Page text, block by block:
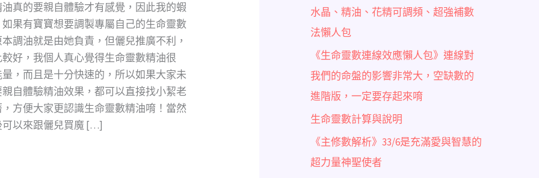
真的要親自體驗才有感覺，因此我的蝦
果有寶寶想要調製專屬自己的生命靈數
調油就是由她負責，但儷兒推廣不利，
好，我個人真心覺得生命靈數精油很
，而且是十分快速的，所以如果大家未
自體驗精油效果，都可以直接找小絜老
方便大家更認識生命靈數精油唷！當然
以來跟儷兒買魔 […]
水晶、精油、花精可調頻、超強補數
法懶人包
《生命靈數連線效應懶人包》連線對
我們的命盤的影響非常大，空缺數的
進階版，一定要存起來唷
生命靈數計算與說明
《主修數解析》33/6是充滿愛與智慧的
超力量神聖使者